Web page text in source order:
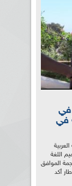
في
في
اللغة
الموافق
أكد